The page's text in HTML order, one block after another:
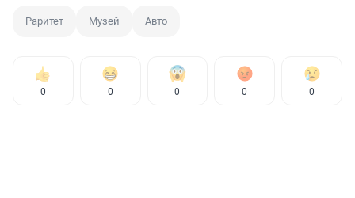
Раритет Музей Авто
0 0 0 0 0